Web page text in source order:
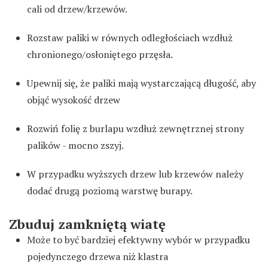
cali od drzew/krzewów.
Rozstaw paliki w równych odległościach wzdłuż
chronionego/osłoniętego przęsła.
Upewnij się, że paliki mają wystarczającą długość, aby
objąć wysokość drzew
Rozwiń folię z burlapu wzdłuż zewnętrznej strony
palików - mocno zszyj.
W przypadku wyższych drzew lub krzewów należy
dodać drugą poziomą warstwę burapy.
Zbuduj zamkniętą wiatę
Może to być bardziej efektywny wybór w przypadku
pojedynczego drzewa niż klastra